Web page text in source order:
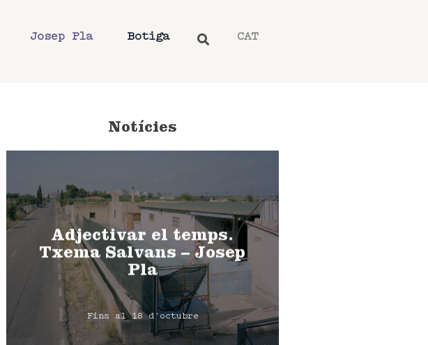
Josep Pla Botiga CAT
Notícies
Adjectivar el temps.
Txema Salvans – Josep
Pla
Fins al 18 d'octubre